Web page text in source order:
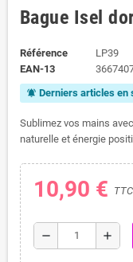
Bague Isel
Référence
LP39
EAN-13
notifications_active Derniers articles en
Sublimez vos mains
naturelle et énergie
10,90 € TTC
remove add